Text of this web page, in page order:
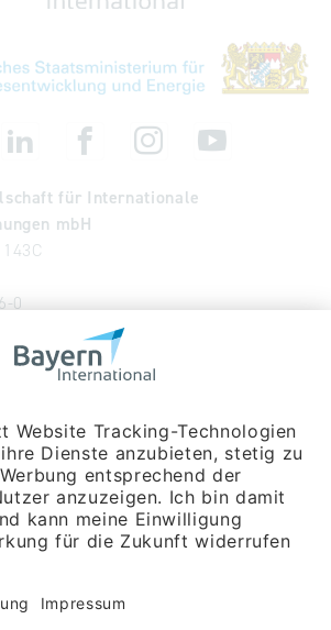
für Internationale
mbH
0